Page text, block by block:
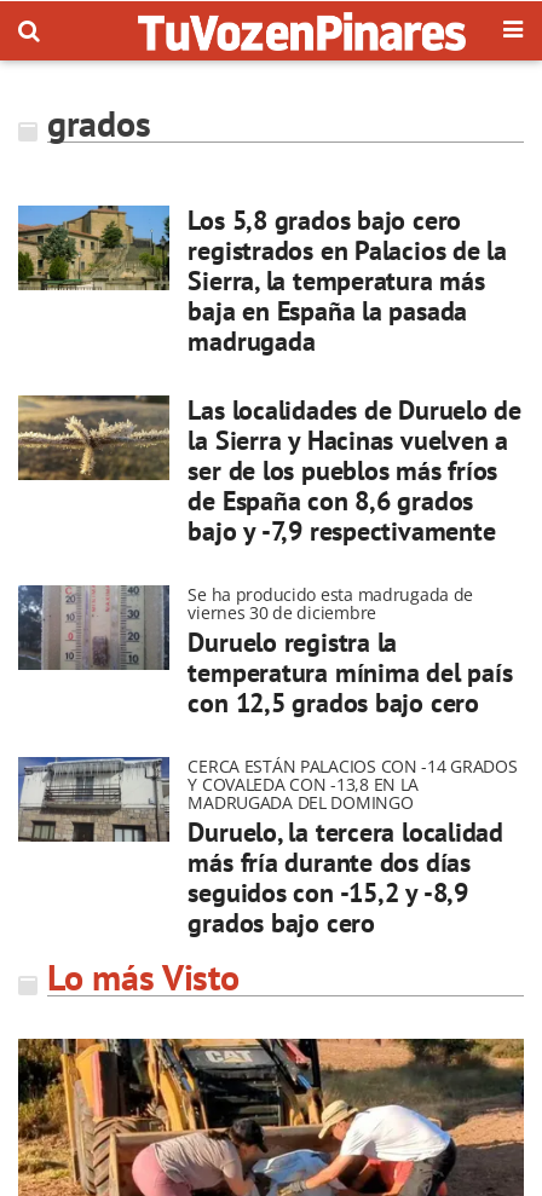
grados
Los 5,8 grados bajo cero
registrados en Palacios de la
Sierra, la temperatura más
baja en España la pasada
madrugada
Las localidades de Duruelo de
la Sierra y Hacinas vuelven a
ser de los pueblos más fríos
de España con 8,6 grados
bajo y -7,9 respectivamente
Se ha producido esta madrugada de
viernes 30 de diciembre
Duruelo registra la
temperatura mínima del país
con 12,5 grados bajo cero
CERCA ESTÁN PALACIOS CON -14 GRADOS
Y COVALEDA CON -13,8 EN LA
MADRUGADA DEL DOMINGO
Duruelo, la tercera localidad
más fría durante dos días
seguidos con -15,2 y -8,9
grados bajo cero
Lo más Visto